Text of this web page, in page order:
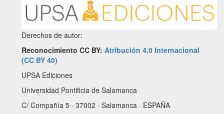
Derechos de autor:
Reconocimiento CC BY: Atribución 4.0 Internacional
(CC BY 40)
UPSA Ediciones
Universidad Pontificia de Salamanca
C/ Compañía 5 · 37002 · Salamanca · ESPAÑA